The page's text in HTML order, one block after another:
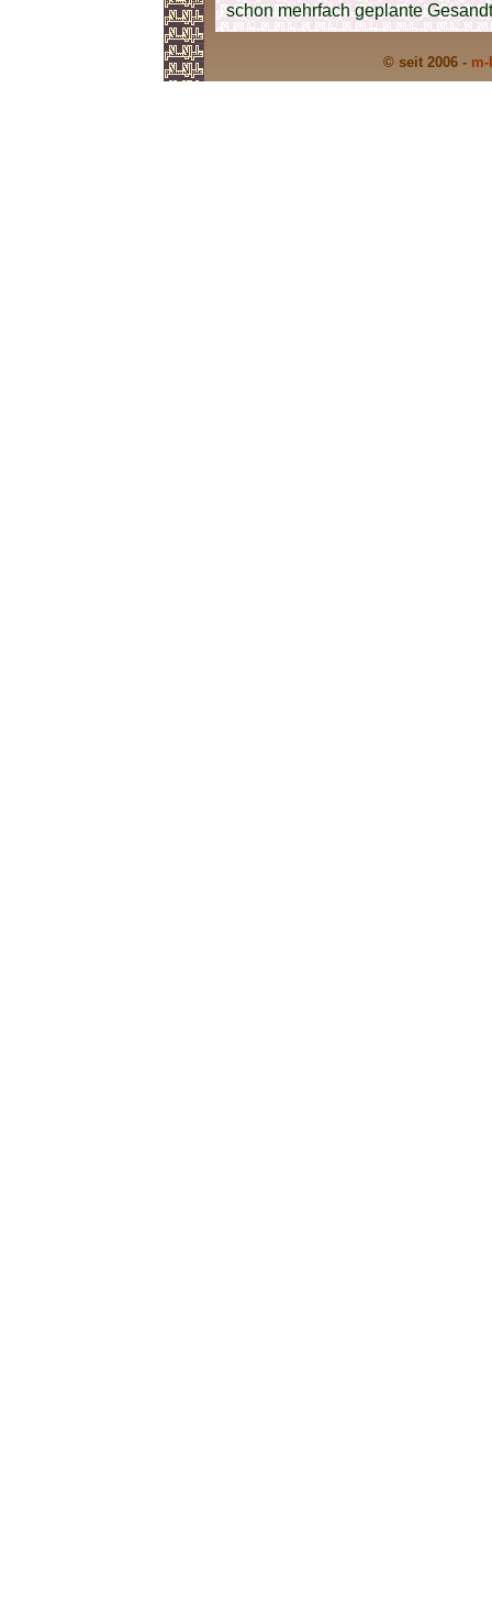
schon mehrfach geplante
© seit 2006 -